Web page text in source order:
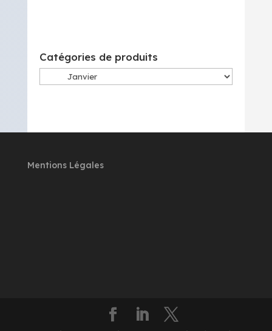
Catégories de produits
Mentions Légales